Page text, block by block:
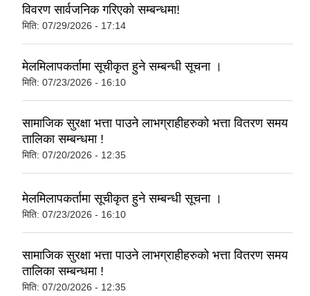
विवरण सार्वजनिक गरिएको सम्बन्धमा!
मिति: 07/29/2026 - 17:14
मेलमिलापकर्तामा सूचीकृत हुने सम्बन्धी सूचना ।
मिति: 07/23/2026 - 16:10
सामाजिक सुरक्षा भत्ता पाउने लाभग्राहीहरुको भत्ता वितरण समय
तालिका सम्बन्धमा !
मिति: 07/20/2026 - 12:35
मेलमिलापकर्तामा सूचीकृत हुने सम्बन्धी सूचना ।
मिति: 07/23/2026 - 16:10
सामाजिक सुरक्षा भत्ता पाउने लाभग्राहीहरुको भत्ता वितरण समय
तालिका सम्बन्धमा !
मिति: 07/20/2026 - 12:35